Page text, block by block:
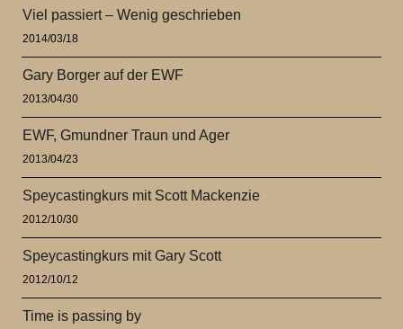
Viel passiert – Wenig geschrieben
2014/03/18
Gary Borger auf der EWF
2013/04/30
EWF, Gmundner Traun und Ager
2013/04/23
Speycastingkurs mit Scott Mackenzie
2012/10/30
Speycastingkurs mit Gary Scott
2012/10/12
Time is passing by